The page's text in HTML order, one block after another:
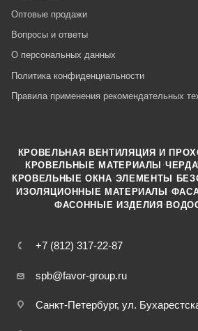
Оптовые продажи
Вопросы и ответы
О персональных данных
Политика конфиденциальности
Правила применения рекомендательных
+7 (812) 317-22-87
spb@favor-group.ru
Санкт-Петербург, ул.
КРОВЕЛЬНАЯ ВЕНТИЛЯЦИЯ И
КРОВЕЛЬНЫЕ МАТЕРИАЛЫ ·
КРОВЕЛЬНЫЕ ОКНА ·ЭЛЕМЕНТЫ
ИЗОЛЯЦИОННЫЕ МАТЕРИАЛЫ ·
ФАСОННЫЕ ИЗДЕЛИЯ ·